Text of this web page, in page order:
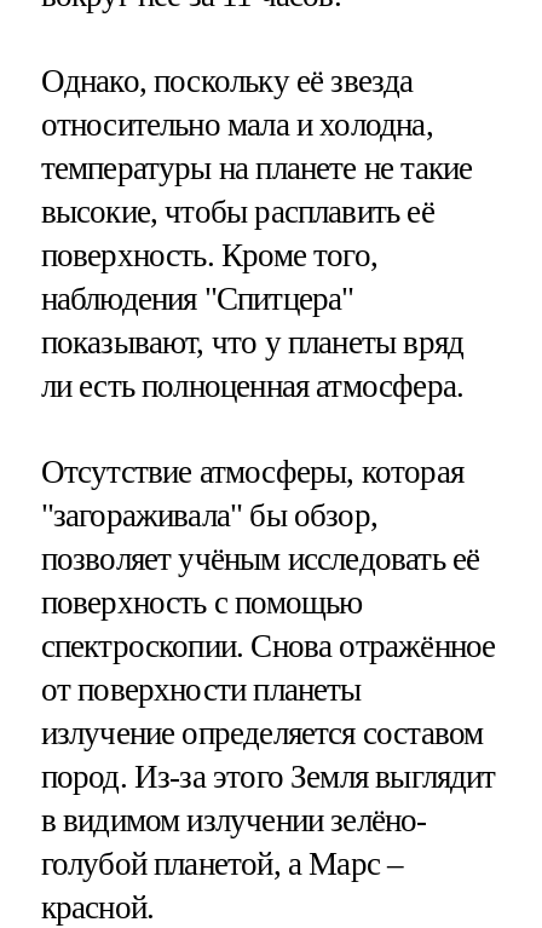
Однако, поскольку её звезда
относительно мала и холодна,
температуры на планете не такие
высокие, чтобы расплавить её
поверхность. Кроме того,
наблюдения "Спитцера"
показывают, что у планеты вряд
ли есть полноценная атмосфера.
Отсутствие атмосферы, которая
"загораживала" бы обзор,
позволяет учёным исследовать её
поверхность с помощью
спектроскопии. Снова отражённое
от поверхности планеты
излучение определяется составом
пород. Из-за этого Земля выглядит
в видимом излучении зелёно-
голубой планетой, а Марс –
красной.